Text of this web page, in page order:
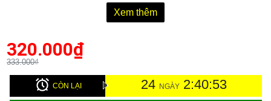
Xem thêm
320.000₫
333.000₫
CÒN LẠI 24 NGÀY2:40:52